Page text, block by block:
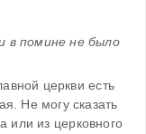
в помине не было
Не могу сказать
или из церковного